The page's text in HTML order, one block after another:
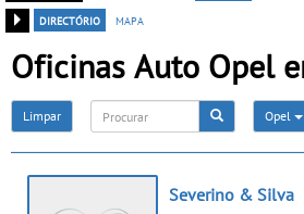
directório
mapa
Oficinas Auto Opel
Limpar Opel
Severino & Silva